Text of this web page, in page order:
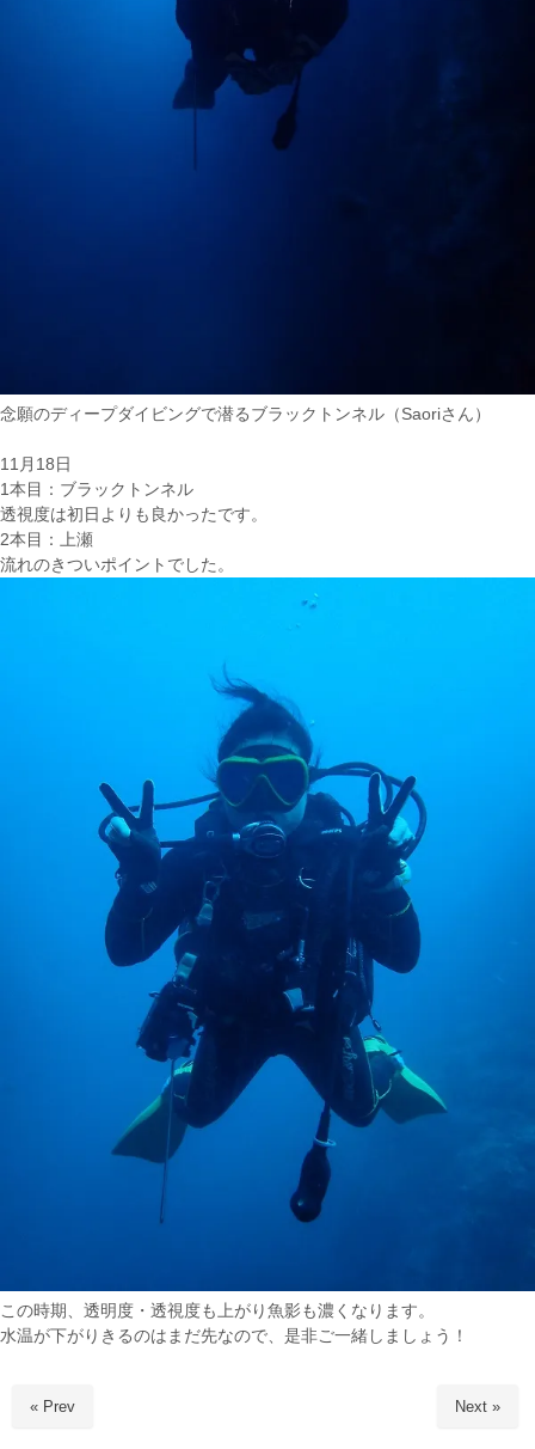
念願のディープダイビングで潜るブラックトンネル（Saoriさん）
11月18日
1本目：ブラックトンネル
透視度は初日よりも良かったです。
2本目：上瀬
流れのきついポイントでした。
この時期、透明度・透視度も上がり魚影も濃くなります。
水温が下がりきるのはまだ先なので、是非ご一緒しましょう！
« Prev Next »